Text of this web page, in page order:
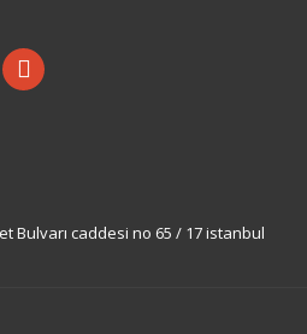
Bulvarı caddesi no 65 / 17 istanbul